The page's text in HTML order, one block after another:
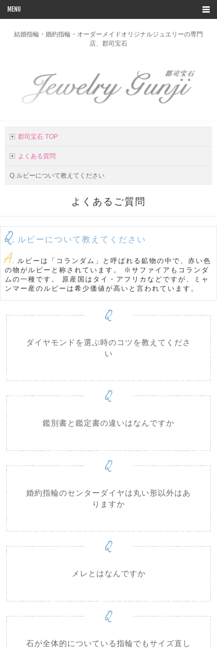
MENU
ブライダルリングコレクション
オーダー
リフォーム
結婚指輪・婚約指輪・オーダーメイドオリジナルジュエリーの専門
店、郡司宝石
郡司宝石 TOP
よくある質問
Q.ルビーについて教えてください
よくあるご質問
Q. ルビーについて教えてください
A. ルビーは「コランダム」と呼ばれる鉱物の中で、赤い色
の物がルビーと称されています。
※サファイアもコランダ
ムの一種です。
原産国はタイ・アフリカなどですが、ミャ
ンマー産のルビーは希少価値が高いと言われています。
Q
ダイヤモンドを選ぶ時のコツを教えてくださ
い
Q
鑑別書と鑑定書の違いはなんですか
Q
婚約指輪のセンターダイヤは丸い形以外はあ
りますか
Q
メレとはなんですか
Q
石が全体的についている指輪でもサイズ直し